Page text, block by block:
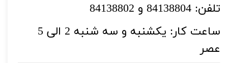
تلفن: 84138804 و 84138802
ساعت کار: یکشنبه و سه شنبه 2 الی 5
عصر